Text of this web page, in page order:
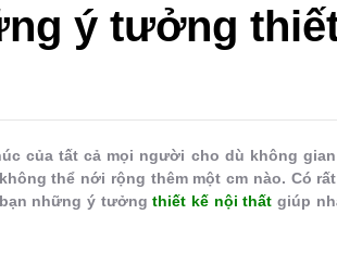
ý tưởng
của tất cả mọi người cho dù không
thể nới rộng thêm một cm nào. Có
bạn những ý tưởngthiết kế nội thất giúp